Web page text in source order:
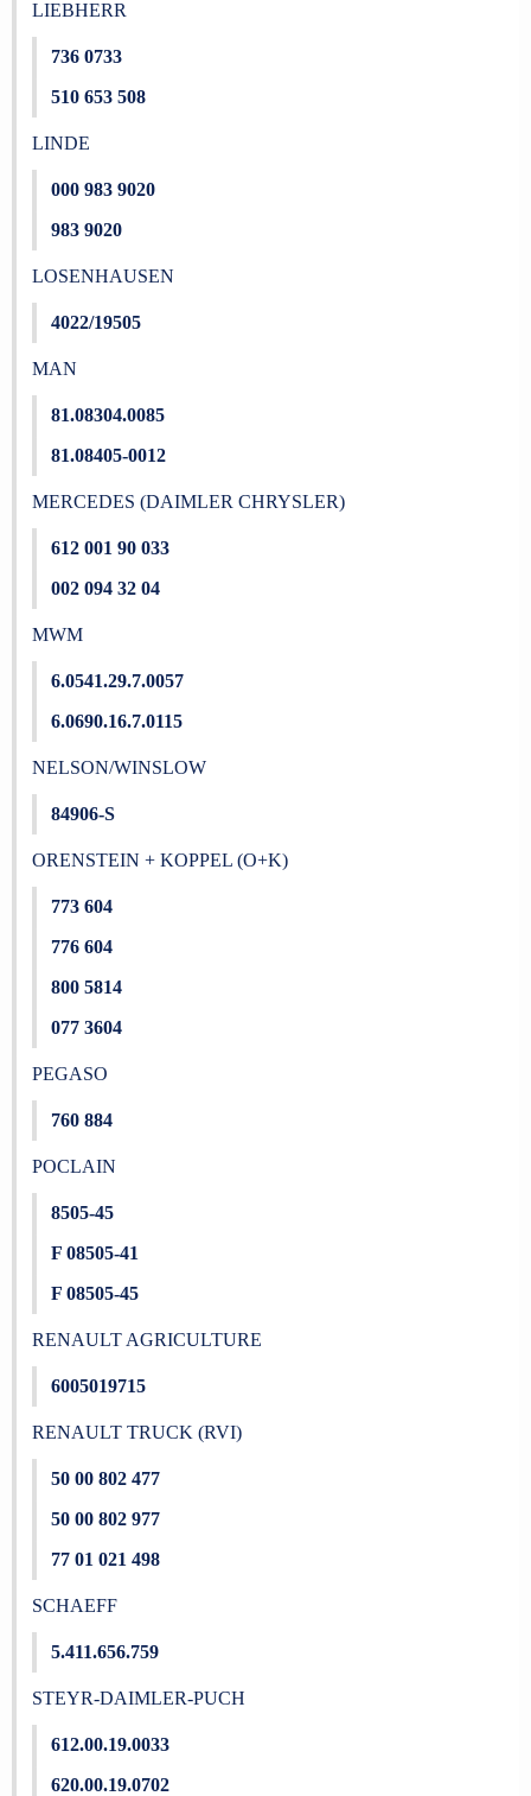
LIEBHERR
736 0733
510 653 508
LINDE
000 983 9020
983 9020
LOSENHAUSEN
4022/19505
MAN
81.08304.0085
81.08405-0012
MERCEDES (DAIMLER CHRYSLER)
612 001 90 033
002 094 32 04
MWM
6.0541.29.7.0057
6.0690.16.7.0115
NELSON/WINSLOW
84906-S
ORENSTEIN + KOPPEL (O+K)
773 604
776 604
800 5814
077 3604
PEGASO
760 884
POCLAIN
8505-45
F 08505-41
F 08505-45
RENAULT AGRICULTURE
6005019715
RENAULT TRUCK (RVI)
50 00 802 477
50 00 802 977
77 01 021 498
SCHAEFF
5.411.656.759
STEYR-DAIMLER-PUCH
612.00.19.0033
620.00.19.0702